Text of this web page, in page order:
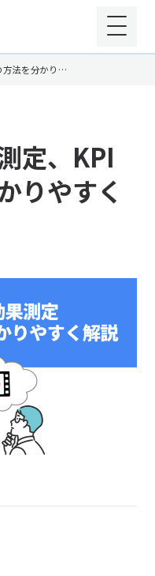
方法を分かり…
定、KPI
りやすく